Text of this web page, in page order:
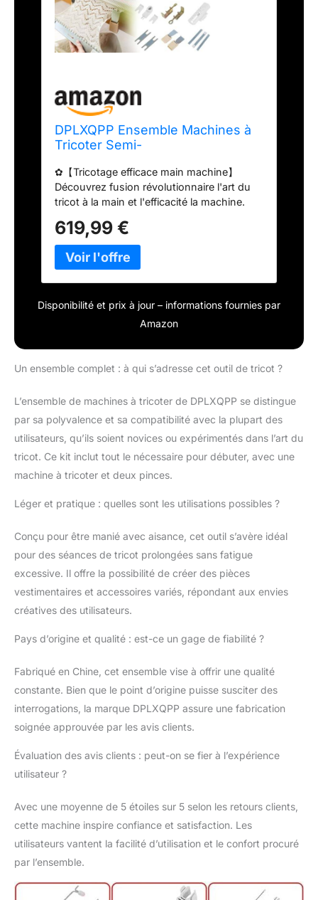
DPLXQPP Ensemble Machines à
Tricoter Semi-
Tricoter,Moyen 6,5 Mm,Ensemble
Machines Tricoter avec
Accessoires,Compatible avec La
Plupart
✿【Tricotage efficace main machine】
Découvrez fusion révolutionnaire l'art du
tricot à la main et l'efficacité la machine.
parfaitement le meilleur des deux mondes,
propulsant votre vitesse tricotage et votre
productivité vers nouveaux sommets.
goupille verrouillage spécialement conçue
avec des rouleaux pour un
livrée avec deux pinces pour aider la
machine à tricoter facilement à monter sur
machine à tricoter est compacte et légère,
soit à la maison, en déplacement ou dans
un espace créatif, vous pouvez poursuivre
votre passion du tricot chaque fois que
l'inspiration vous vient. ✿【Compatibilité】
moyenne 6,5 mm qui est universelle avec
adaptable, il ouvre des possibilités infinies
pour des projets tricot créatifs. ✿【Kit
tricot facile】Ce kit tricot allie parfaitement
design et convivialité. Faites-en profiter les
tricoteuses débutantes et confirmées.
Commencez votre voyage tricot avec
619,99 €
Disponibilité et prix à jour – informations fournies par
Amazon
Un ensemble complet : à qui s’adresse cet outil de tricot ?
L’ensemble de machines à tricoter de DPLXQPP se distingue
par sa polyvalence et sa compatibilité avec la plupart des
utilisateurs, qu’ils soient novices ou expérimentés dans l’art du
tricot. Ce kit inclut tout le nécessaire pour débuter, avec une
machine à tricoter et deux pinces.
Léger et pratique : quelles sont les utilisations possibles ?
Conçu pour être manié avec aisance, cet outil s’avère idéal
pour des séances de tricot prolongées sans fatigue
excessive. Il offre la possibilité de créer des pièces
vestimentaires et accessoires variés, répondant aux envies
créatives des utilisateurs.
Pays d’origine et qualité : est-ce un gage de fiabilité ?
Fabriqué en Chine, cet ensemble vise à offrir une qualité
constante. Bien que le point d’origine puisse susciter des
interrogations, la marque DPLXQPP assure une fabrication
soignée approuvée par les avis clients.
Évaluation des avis clients : peut-on se fier à l’expérience
utilisateur ?
Avec une moyenne de 5 étoiles sur 5 selon les retours clients,
cette machine inspire confiance et satisfaction. Les
utilisateurs vantent la facilité d’utilisation et le confort procuré
par l’ensemble.